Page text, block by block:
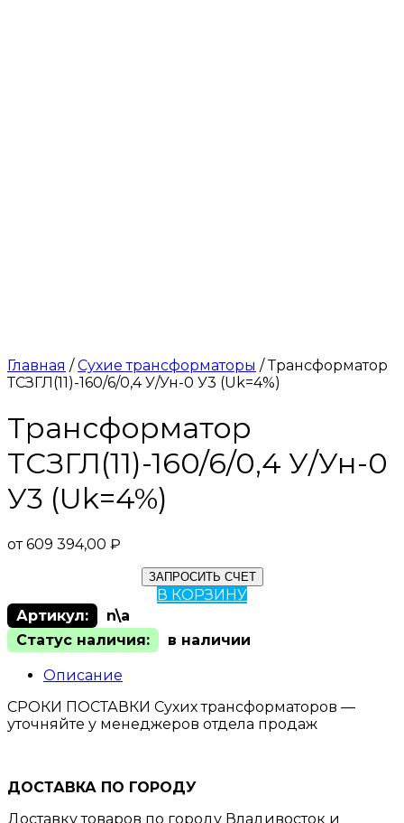
Главная /Сухие трансформаторы / Трансформатор
ТСЗГЛ(11)-160/6/0,4 У/Ун-0 У3 (Uk=4%)
Трансформатор
ТСЗГЛ(11)-160/6/0,4 У/Ун-0
У3 (Uk=4%)
от609 394,00 ₽
ЗАПРОСИТЬ СЧЕТ
В КОРЗИНУ
Артикул:
n\a
Статус наличия:
в наличии
Описание
СРОКИ ПОСТАВКИ Сухих трансформаторов —
уточняйте у менеджеров отдела продаж
ДОСТАВКА ПО ГОРОДУ
Доставку товаров по городу Владивосток и